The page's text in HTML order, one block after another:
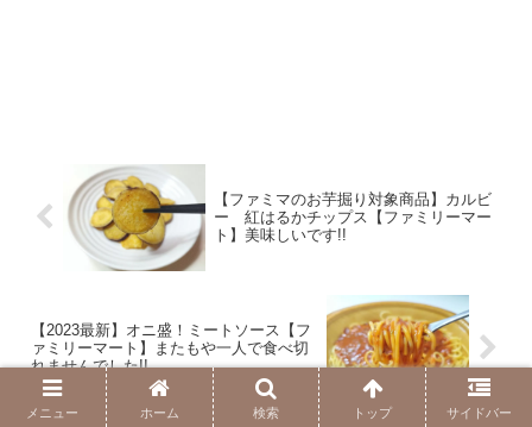
【ファミマのお芋掘り対象商品】カルビ
ー 紅はるかチップス【ファミリーマー
ト】美味しいです!!
【2023最新】オニ盛！ミートソース【フ
ァミリーマート】またもや一人で食べ切
れませんでした!!
メニュー ホーム 検索 トップ サイドバー